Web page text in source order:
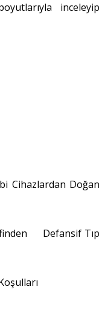
inceleyip
Cihazlardan Doğan
Defansif Tıp